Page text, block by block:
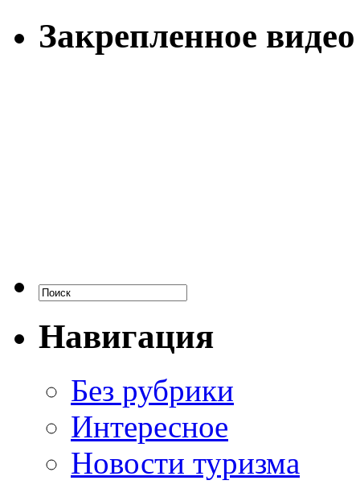
Закрепленное видео
Навигация
Без рубрики
Интересное
Новости туризма